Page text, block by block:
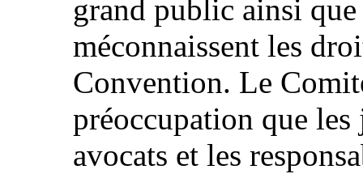
grand public ainsi
méconnaissent les
Convention. Le
préoccupation que
avocats et les